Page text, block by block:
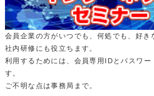
会員企業の方がいつでも、何処でも、好き
社内研修にも役立ちます。
利用するためには、会員専用IDとパスワー
す。
ご不明な点は事務局まで。